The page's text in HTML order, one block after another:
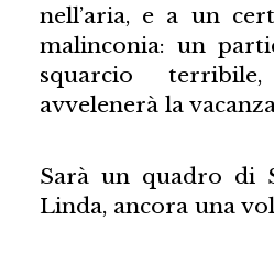
nell’aria, e a un
malinconia: un
squarcio
avvelenerà la
Sarà un quadro di
Linda, ancora una